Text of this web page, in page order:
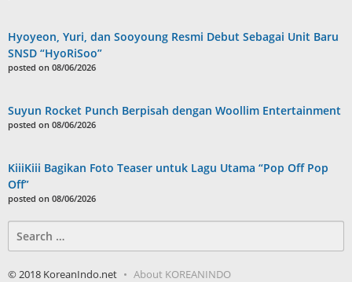
Hyoyeon, Yuri, dan Sooyoung Resmi Debut Sebagai Unit Baru
SNSD “HyoRiSoo”
posted on 08/06/2026
Suyun Rocket Punch Berpisah dengan Woollim Entertainment
posted on 08/06/2026
KiiiKiii Bagikan Foto Teaser untuk Lagu Utama “Pop Off Pop
Off”
posted on 08/06/2026
for:
© 2018 KoreanIndo.net About KOREANINDO